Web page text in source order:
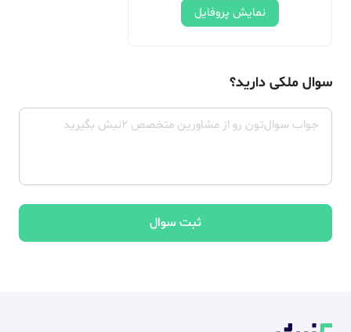
نمایش پروفایل
سوال ملکی دارید؟
ثبت سوال